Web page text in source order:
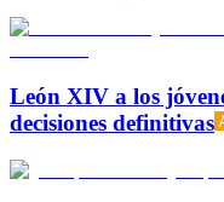
León XIV a los
decisiones definitivas